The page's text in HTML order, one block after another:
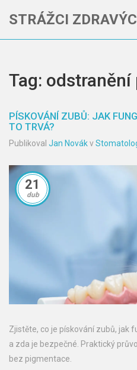
STRÁŽCI
Tag:
PÍSKOVÁNÍ ZUBŮ: JAK
TO TRVÁ?
Publikoval Jan Novákv
21
dub
Zjistěte, co je pískování zubů, jak
a zda je bezpečné. Praktický
bez pigmentace.